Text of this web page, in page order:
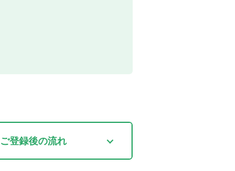
ご登録後の流れ